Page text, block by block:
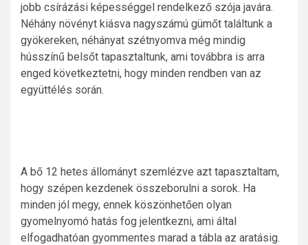
jobb csírázási képességgel rendelkező szója javára.
Néhány növényt kiásva nagyszámú gümőt találtunk a
gyökereken, néhányat szétnyomva még mindig
hússzínű belsőt tapasztaltunk, ami továbbra is arra
enged következtetni, hogy minden rendben van az
együttélés során.
A bő 12 hetes állományt szemlézve azt tapasztaltam,
hogy szépen kezdenek összeborulni a sorok. Ha
minden jól megy, ennek köszönhetően olyan
gyomelnyomó hatás fog jelentkezni, ami által
elfogadhatóan gyommentes marad a tábla az aratásig.